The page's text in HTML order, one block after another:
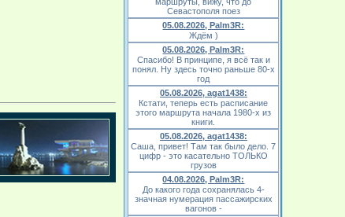
Севастополя поез
05.08.2026, Palm3R:
Ждём )
05.08.2026, Palm3R:
Спасибо! В принципе, я всё так и
понял. Ну здесь точно раньше 80-х
год
05.08.2026, agat1438:
Кстати, теперь есть расписание
этого маршрута начала 1980-х из
книги.
05.08.2026, agat1438:
Саша, привет! Там так было дело. 7
цифр - это касательно ТОЛЬКО
грузов
04.08.2026, Palm3R:
До какого года сохранялась 4-
значная нумерация пассажирских
вагонов -